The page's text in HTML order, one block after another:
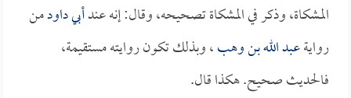
المشكاة، وذكر في المشكاة تصحيحه، وقال: إنه عندأبي داودمن
روايةعبد الله بن وهب، وبذلك تكون روايته مستقيمة،
فالحديث صحيح. هكذا قال.